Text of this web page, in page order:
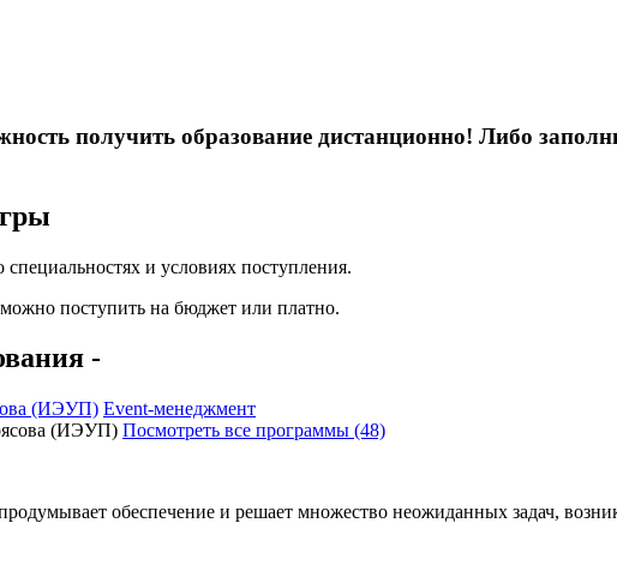
получить образование дистанционно! Либо
и условиях поступления.
поступить на бюджет или платно.
-
(ИЭУП) Event-менеджмент
Посмотреть все программы (48)
обеспечение и решает множество неожиданных задач,